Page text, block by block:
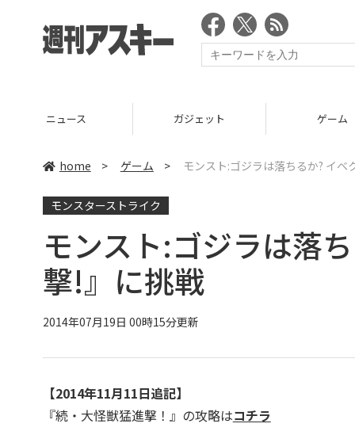
ニュース ガジェット ゲーム
home > ゲーム > モンスト:ゴジラは落ちるか? イ
モンスターストライク
モンスト:ゴジラは落
撃!』に挑戦
2014年07月19日 00時15分更新
【2014年11月11日追記】
『続・大怪獣猛進撃！』の攻略はコチラ